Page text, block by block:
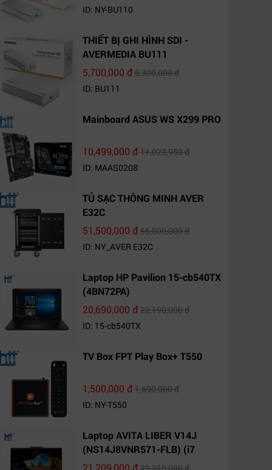
ID: NY-BU110
THIẾT BỊ GHI HÌNH SDI -
AVERMEDIA BU111
5,700,000 đ6,300,000 đ
ID: BU111
Mainboard ASUS WS X299 PRO
10,499,000 đ11,023,950 đ
ID: MAAS0208
TỦ SẠC THÔNG MINH AVER
E32C
51,500,000 đ55,000,000 đ
ID: NY_AVER E32C
Laptop HP Pavilion 15-cb540TX
(4BN72PA)
20,690,000 đ22,190,000 đ
ID: 15-cb540TX
TV Box FPT Play Box+ T550
1,500,000 đ1,690,000 đ
ID: NY-T550
Laptop AVITA LIBER V14J
(NS14J8VNR571-FLB) (i7
10510U/8GB RAM/1TB
21,209,000 đ